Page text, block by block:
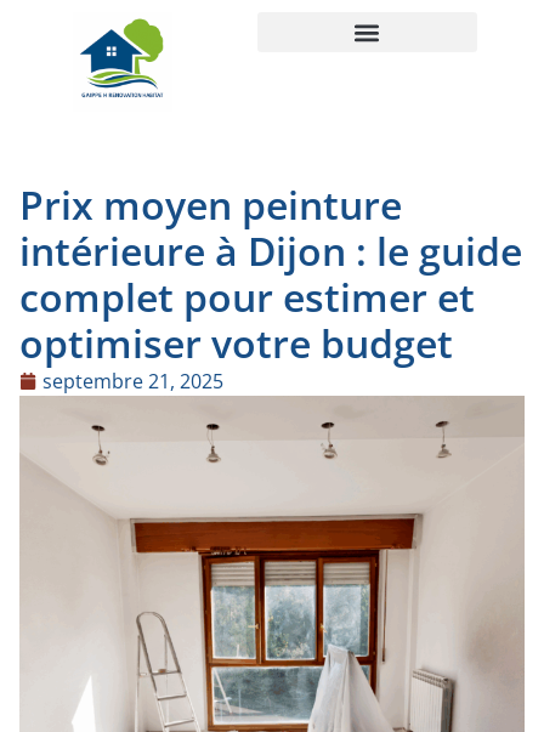
Prix moyen peinture
intérieure à Dijon : le guide
complet pour estimer et
optimiser votre budget
septembre 21, 2025